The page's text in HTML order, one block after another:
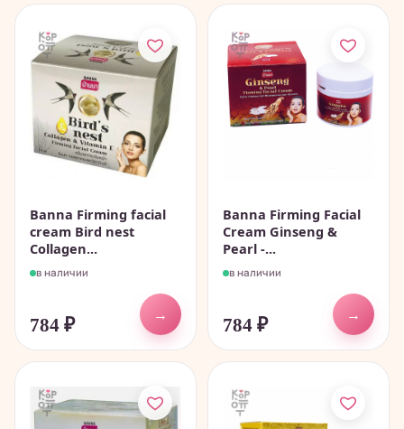
Banna Firming facial
cream Bird nest
Collagen...
в наличии
784 ₽
→
Banna Firming Facial
Cream Ginseng &
Pearl -...
в наличии
784 ₽
→